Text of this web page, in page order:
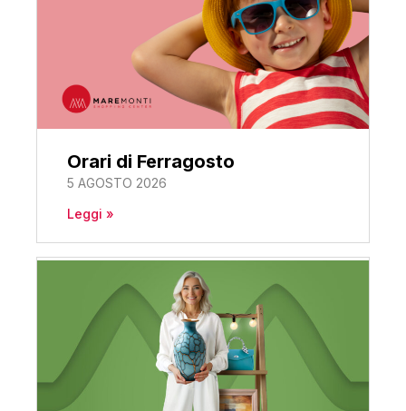
Orari di Ferragosto
5 AGOSTO 2026
Leggi »